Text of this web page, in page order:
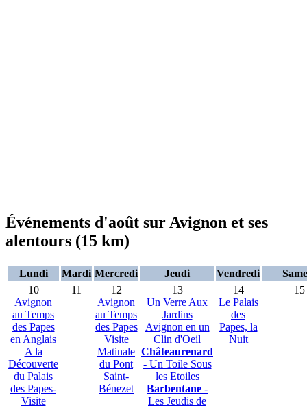
Événements d'août sur Avignon et ses
alentours (15 km)
Lundi Mardi Mercredi Jeudi Vendredi
10
Avignon
au Temps
des Papes
en Anglais
A la
Découverte
du Palais
des Papes-
Visite
11
12
Avignon
au Temps
des Papes
Visite
Matinale
du Pont
Saint-
Bénezet
13
Un Verre Aux
Jardins
Avignon en un
Clin d'Oeil
Châteaurenard
- Un Toile Sous
les Etoiles
Barbentane -
Les Jeudis de
14
Le Palais
des
Papes, la
Nuit
15